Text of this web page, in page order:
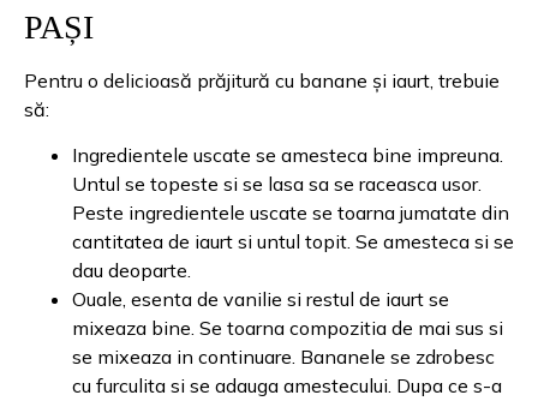
PAȘI
Pentru o delicioasă prăjitură cu banane și iaurt, trebuie
să:
Ingredientele uscate se amesteca bine impreuna.
Untul se topeste si se lasa sa se raceasca usor.
Peste ingredientele uscate se toarna jumatate din
cantitatea de iaurt si untul topit. Se amesteca si se
dau deoparte.
Ouale, esenta de vanilie si restul de iaurt se
mixeaza bine. Se toarna compozitia de mai sus si
se mixeaza in continuare. Bananele se zdrobesc
cu furculita si se adauga amestecului. Dupa ce s-a